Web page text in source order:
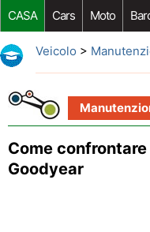
CASA Cars Moto
Riparazione Auto
Veicolo >
Come
Goodyear